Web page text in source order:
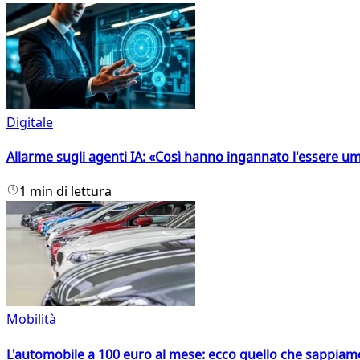
Digitale
Allarme sugli agenti IA: «Così hanno ingannato l'essere
1 min di lettura
Mobilità
L'automobile a 100 euro al mese: ecco quello che